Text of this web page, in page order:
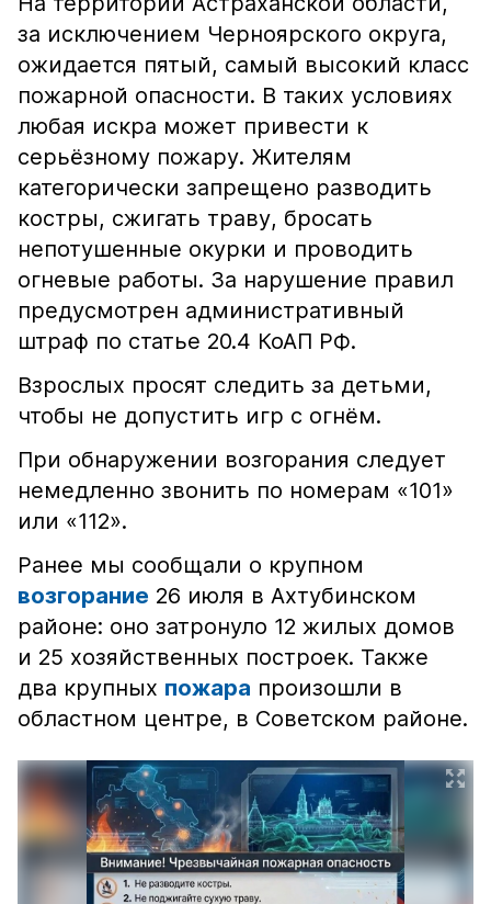
за исключением Черноярского округа,
ожидается пятый, самый высокий класс
пожарной опасности. В таких условиях
любая искра может привести к
серьёзному пожару. Жителям
категорически запрещено разводить
костры, сжигать траву, бросать
непотушенные окурки и проводить
огневые работы. За нарушение правил
предусмотрен административный
штраф по статье 20.4 КоАП РФ.
Взрослых просят следить за детьми,
чтобы не допустить игр с огнём.
При обнаружении возгорания следует
немедленно звонить по номерам «101»
или «112».
Ранее мы сообщали о крупном
возгорание 26 июля в Ахтубинском
районе: оно затронуло 12 жилых домов
и 25 хозяйственных построек. Также
два крупных пожара произошли в
областном центре, в Советском районе.